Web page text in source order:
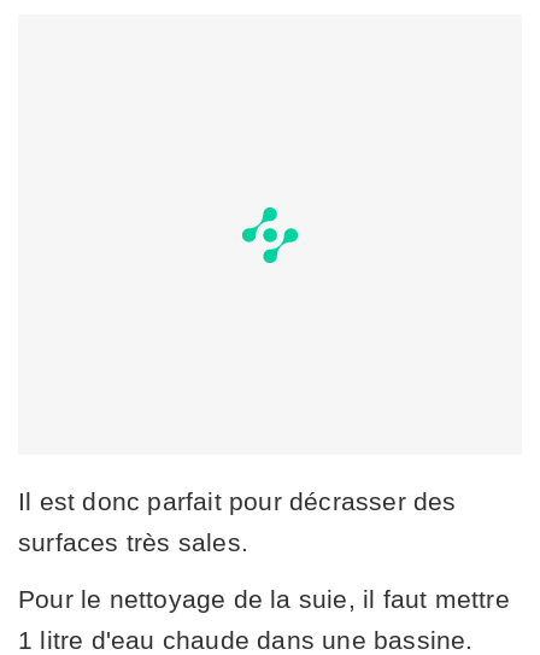
Il est donc parfait pour décrasser des
surfaces très sales.
Pour le nettoyage de la suie, il faut mettre
1 litre d'eau chaude dans une bassine.